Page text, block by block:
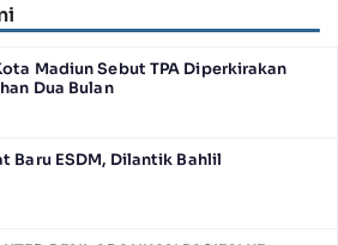
Madiun Sebut TPA Diperkirakan
Dua Bulan
Baru ESDM, Dilantik Bahlil